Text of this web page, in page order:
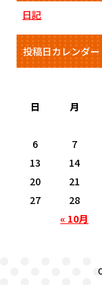
日記
投稿日カレンダー
日
月
« 10月
6
7
13
14
20
21
27
28